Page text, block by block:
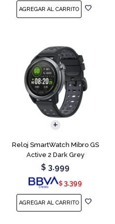
Reloj SmartWatch Mibro GS
Active 2 Dark Grey
$ 3.999
$ 3.399